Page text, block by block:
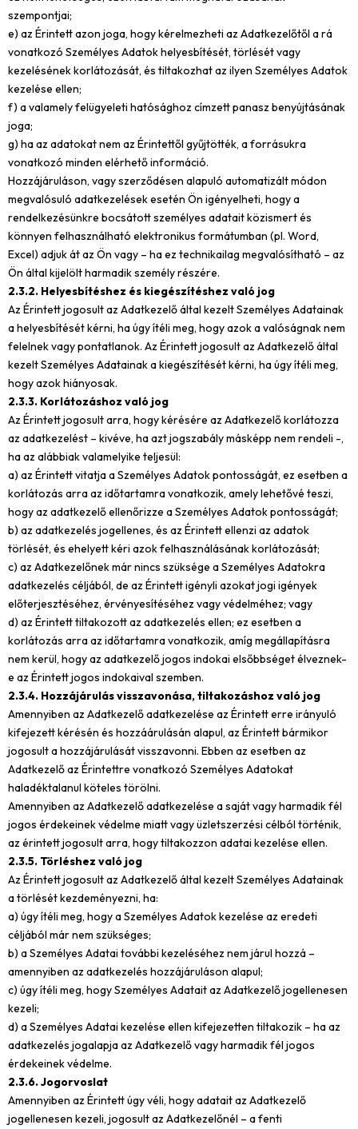
szempontjai;
e) az Érintett azon joga, hogy kérelmezheti az Adatkezelőtől a rá
vonatkozó Személyes Adatok helyesbítését, törlését vagy
kezelésének korlátozását, és tiltakozhat az ilyen Személyes Adatok
kezelése ellen;
f) a valamely felügyeleti hatósághoz címzett panasz benyújtásának
joga;
g) ha az adatokat nem az Érintettől gyűjtötték, a forrásukra
vonatkozó minden elérhető információ.
Hozzájáruláson, vagy szerződésen alapuló automatizált módon
megvalósuló adatkezelések esetén Ön igényelheti, hogy a
rendelkezésünkre bocsátott személyes adatait közismert és
könnyen felhasználható elektronikus formátumban (pl. Word,
Excel) adjuk át az Ön vagy – ha ez technikailag megvalósítható – az
Ön által kijelölt harmadik személy részére.
2.3.2. Helyesbítéshez és kiegészítéshez való jog
Az Érintett jogosult az Adatkezelő által kezelt Személyes Adatainak
a helyesbítését kérni, ha úgy ítéli meg, hogy azok a valóságnak nem
felelnek vagy pontatlanok. Az Érintett jogosult az Adatkezelő által
kezelt Személyes Adatainak a kiegészítését kérni, ha úgy ítéli meg,
hogy azok hiányosak.
2.3.3. Korlátozáshoz való jog
Az Érintett jogosult arra, hogy kérésére az Adatkezelő korlátozza
az adatkezelést – kivéve, ha azt jogszabály másképp nem rendeli -,
ha az alábbiak valamelyike teljesül:
a) az Érintett vitatja a Személyes Adatok pontosságát, ez esetben a
korlátozás arra az időtartamra vonatkozik, amely lehetővé teszi,
hogy az adatkezelő ellenőrizze a Személyes Adatok pontosságát;
b) az adatkezelés jogellenes, és az Érintett ellenzi az adatok
törlését, és ehelyett kéri azok felhasználásának korlátozását;
c) az Adatkezelőnek már nincs szüksége a Személyes Adatokra
adatkezelés céljából, de az Érintett igényli azokat jogi igények
előterjesztéséhez, érvényesítéséhez vagy védelméhez; vagy
d) az Érintett tiltakozott az adatkezelés ellen; ez esetben a
korlátozás arra az időtartamra vonatkozik, amíg megállapításra
nem kerül, hogy az adatkezelő jogos indokai elsőbbséget élveznek-
e az Érintett jogos indokaival szemben.
2.3.4. Hozzájárulás visszavonása, tiltakozáshoz való jog
Amennyiben az Adatkezelő adatkezelése az Érintett erre irányuló
kifejezett kérésén és hozzáárulásán alapul, az Érintett bármikor
jogosult a hozzájárulását visszavonni. Ebben az esetben az
Adatkezelő az Érintettre vonatkozó Személyes Adatokat
haladéktalanul köteles törölni.
Amennyiben az Adatkezelő adatkezelése a saját vagy harmadik fél
jogos érdekeinek védelme miatt vagy üzletszerzési célból történik,
az érintett jogosult arra, hogy tiltakozzon adatai kezelése ellen.
2.3.5. Törléshez való jog
Az Érintett jogosult az Adatkezelő által kezelt Személyes Adatainak
a törlését kezdeményezni, ha:
a) úgy ítéli meg, hogy a Személyes Adatok kezelése az eredeti
céljából már nem szükséges;
b) a Személyes Adatai további kezeléséhez nem járul hozzá –
amennyiben az adatkezelés hozzájáruláson alapul;
c) úgy ítéli meg, hogy Személyes Adatait az Adatkezelő jogellenesen
kezeli;
d) a Személyes Adatai kezelése ellen kifejezetten tiltakozik – ha az
adatkezelés jogalapja az Adatkezelő vagy harmadik fél jogos
érdekeinek védelme.
2.3.6. Jogorvoslat
Amennyiben az Érintett úgy véli, hogy adatait az Adatkezelő
jogellenesen kezeli, jogosult az Adatkezelőnél – a fenti